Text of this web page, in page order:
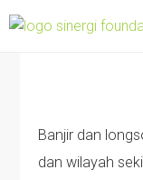
Banjir dan
dan wilayah